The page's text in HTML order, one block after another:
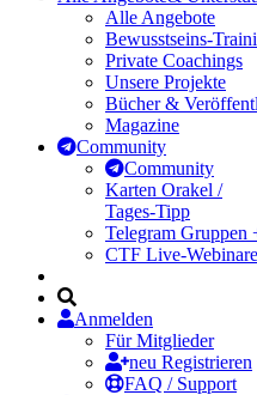
Alle Angebote
Bewusstseins-
Private Coachings
Unsere Projekte
Bücher &
Magazine
Community
Community
Karten Orakel /
Tages-Tipp
Telegram Gruppen
CTF Live-Webinare
Anmelden
Für Mitglieder
neu Registrieren
FAQ / Support